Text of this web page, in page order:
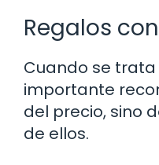
Regalos
Cuando se
importante
del precio, sino
de ellos.